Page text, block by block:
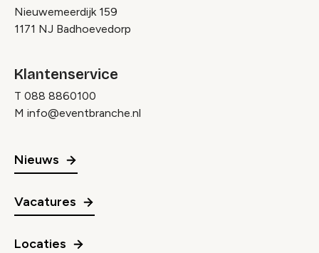
Nieuwemeerdijk 159
1171 NJ Badhoevedorp
Klantenservice
T 088 8860100
M info@eventbranche.nl
Nieuws
Vacatures
Locaties